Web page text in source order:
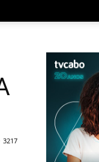
3217